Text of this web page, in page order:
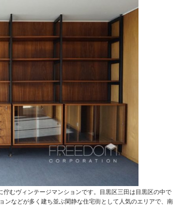
佇むヴィンテージマンションです。目黒区三田は目黒区の中で
ンなどが多く建ち並ぶ閑静な住宅街として人気のエリアで、南